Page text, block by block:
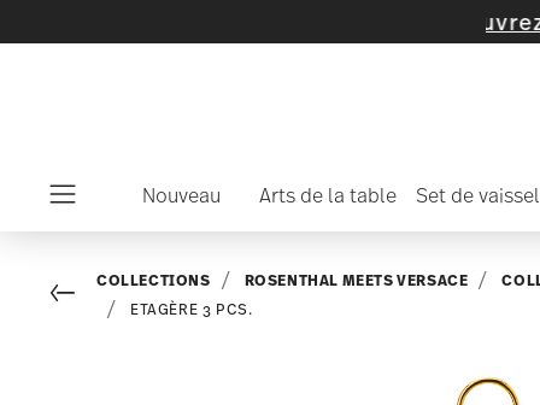
découvrez
Nouveau Arts de la table Set de
Go backCOLLECTIONS ROSENTHAL MEETS VERSACE
ETAGÈRE 3 PCS.